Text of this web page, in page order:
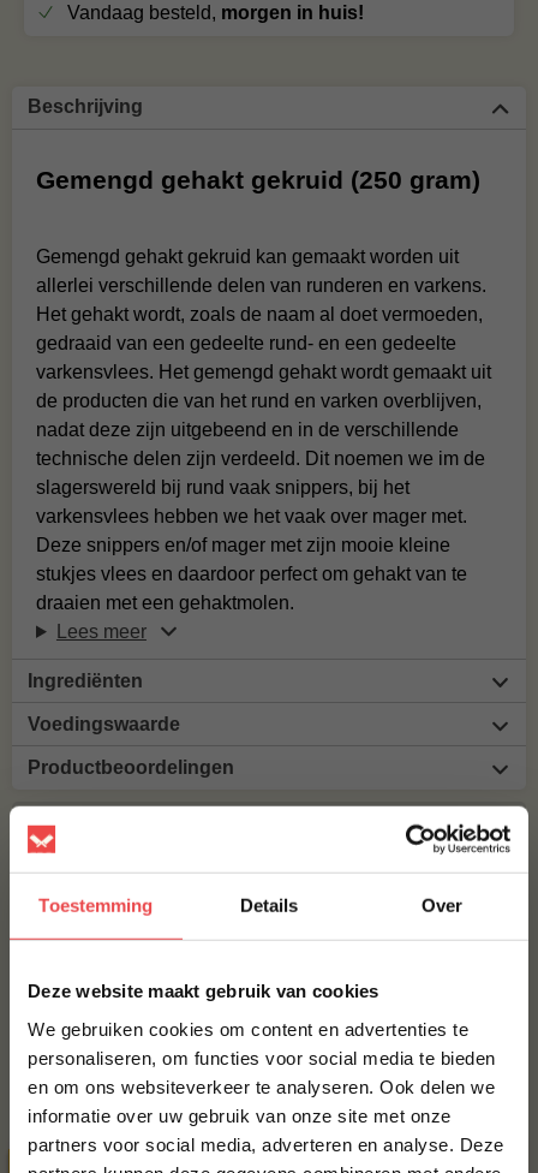
Toestemming Details Over
Deze website maakt gebruik van cookies
We gebruiken cookies om content en advertenties te
personaliseren, om functies voor social media te bieden
en om ons websiteverkeer te analyseren. Ook delen we
informatie over uw gebruik van onze site met onze
partners voor social media, adverteren en analyse. Deze
Vandaag besteld, morgen in huis!
Beschrijving
Gemengd gehakt gekruid (250 gram)
Gemengd gehakt gekruid kan gemaakt worden uit
allerlei verschillende delen van runderen en varkens.
Het gehakt wordt, zoals de naam al doet vermoeden,
gedraaid van een gedeelte rund- en een gedeelte
varkensvlees. Het gemengd gehakt wordt gemaakt uit
de producten die van het rund en varken overblijven,
nadat deze zijn uitgebeend en in de verschillende
technische delen zijn verdeeld. Dit noemen we im de
slagerswereld bij rund vaak snippers, bij het
varkensvlees hebben we het vaak over mager met.
Deze snippers en/of mager met zijn mooie kleine
stukjes vlees en daardoor perfect om gehakt van te
draaien met een gehaktmolen.
Lees meer
Ingrediënten
Voedingswaarde
Productbeoordelingen
MAAK JE GEMENGD GEHAKT GEKRUID COMPLEET!
BBQUALITY PORK RUB
Bestel alles
SPAARTOPPER
10% korting op je
eerste bestelling*
Schrijf je in voor onze nieuwsbrief en ontvang direct